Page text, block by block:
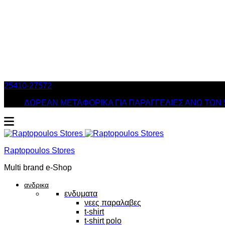
25410-27572
ΔΩΡΕΑΝ ΜΕΤΑΦΟΡΙΚΑ ΓΙΑ ΠΑΡΑΓΓΕΛΙΕΣ ΑΝΩ ΤΩΝ
Raptopoulos Stores
Multi brand e-Shop
ανδρικα
ενδυματα
νεες παραλαβες
t-shirt
t-shirt polo